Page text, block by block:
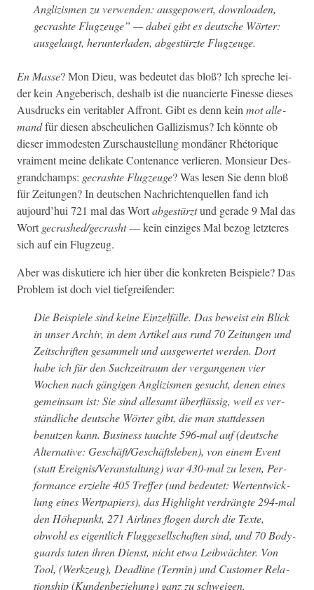
Anglizis­men zu ver­wen­den: aus­ge­pow­ert, down­load­en,
gecrashte Flugzeuge” — dabei gibt es deutsche Wörter:
aus­ge­laugt, herun­ter­laden, abgestürzte Flugzeuge.
En Masse? Mon Dieu, was bedeutet das bloß? Ich spreche lei­
der kein Ange­berisch, deshalb ist die nuancierte Finesse dieses
Aus­drucks ein ver­i­ta­bler Affront. Gibt es denn keinmot alle­
mandfür diesen abscheulichen Gal­lizis­mus? Ich kön­nte ob
dieser immod­esten Zurschaustel­lung mondän­er Rhé­torique
vrai­ment meine delikate Con­te­nance ver­lieren. Mon­sieur Des­
grand­champs: gecrashte Flugzeuge? Was lesen Sie denn bloß
für Zeitun­gen? In deutschen Nachricht­en­quellen fand ich
aujour­d’hui 721 mal das Wortabgestürztund ger­ade 9 Mal das
Wortgecrashed/gecrasht— kein einziges Mal bezog let­zteres
sich auf ein Flugzeug.
Aber was disku­tiere ich hier über die konkreten Beispiele? Das
Prob­lem ist doch viel tiefgreifender:
Die Beispiele sind keine Einzelfälle. Das beweist ein Blick
in unser Archiv, in dem Artikel aus rund 70 Zeitun­gen und
Zeitschriften gesam­melt und aus­gew­ertet wer­den. Dort
habe ich für den Suchzeitraum der ver­gan­genen vier
Wochen nach gängi­gen Anglizis­men gesucht, denen eines
gemein­sam ist: Sie sind alle­samt über­flüs­sig, weil es ver­
ständliche deutsche Wörter gibt, die man stattdessen
benutzen kann. Busi­ness tauchte 596-mal auf (deutsche
Alter­na­tive: Geschäft/Geschäftsleben), von einem Event
(statt Ereignis/Veranstaltung) war 430-mal zu lesen, Per­
for­mance erzielte 405 Tre­f­fer (und bedeutet: Wer­ten­twick­
lung eines Wert­pa­piers), das High­light ver­drängte 294-mal
den Höhep­unkt, 271 Air­lines flo­gen durch die Texte,
obwohl es eigentlich Flugge­sellschaften sind, und 70 Body­
guards tat­en ihren Dienst, nicht etwa Leib­wächter. Von
Tool, (Werkzeug), Dead­line (Ter­min) und Cus­tomer Rela­
tion­ship (Kun­den­beziehung) ganz zu schweigen.